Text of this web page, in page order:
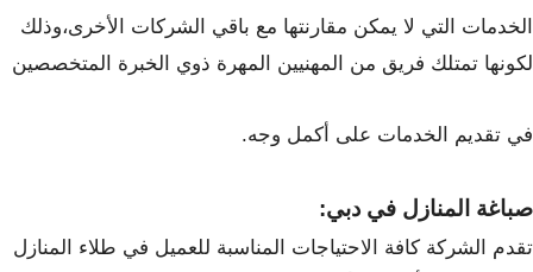
الخدمات التي لا يمكن مقارنتها مع باقي الشركات الأخرى،وذلك
لكونها تمتلك فريق من المهنيين المهرة ذوي الخبرة المتخصصين
في تقديم الخدمات على أكمل وجه.
صباغة المنازل في دبي:
تقدم الشركة كافة الاحتياجات المناسبة للعميل في طلاء المنازل